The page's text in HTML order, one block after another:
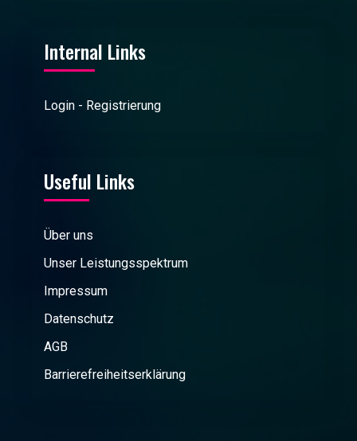
Internal Links
Login - Registrierung
Useful Links
Über uns
Unser Leistungsspektrum
Impressum
Datenschutz
AGB
Barrierefreiheitserklärung